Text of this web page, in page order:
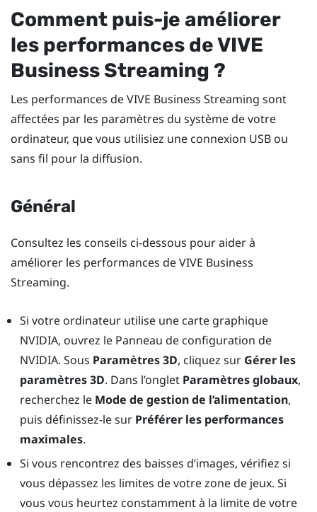
Comment puis-je améliorer
les performances deVIVE
Business Streaming ?
Les performances deVIVE Business Streaming sont
affectées par les paramètres du système de votre
ordinateur, que vous utilisiez une connexion USB ou
sans fil pour la diffusion.
Général
Consultez les conseils ci-dessous pour aider à
améliorer les performances deVIVE Business
Streaming.
Si votre ordinateur utilise une carte graphique
NVIDIA, ouvrez le Panneau de configuration de
NVIDIA. Sous Paramètres 3D, cliquez sur Gérer les
paramètres 3D. Dans l’onglet Paramètres globaux,
recherchez le Mode de gestion de l’alimentation,
puis définissez-le sur Préférer les performances
maximales.
Si vous rencontrez des baisses d’images, vérifiez si
vous dépassez les limites de votre zone de jeux. Si
vous vous heurtez constamment à la limite de votre